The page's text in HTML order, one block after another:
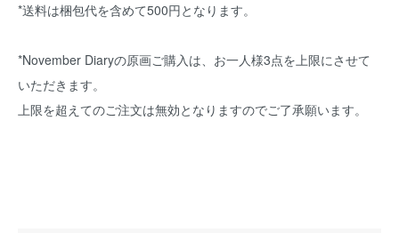
*送料は梱包代を含めて500円となります。
*November Diaryの原画ご購入は、お一人様3点を上限にさせて
いただきます。
上限を超えてのご注文は無効となりますのでご了承願います。